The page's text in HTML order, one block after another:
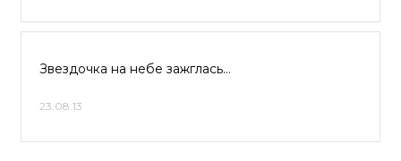
Звездочка на небе зажглась…
23.08.13